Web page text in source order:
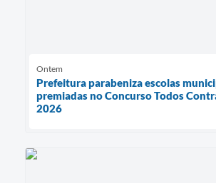
Ontem
Prefeitura parabeniza escolas
premiadas no Concurso Todos
2026